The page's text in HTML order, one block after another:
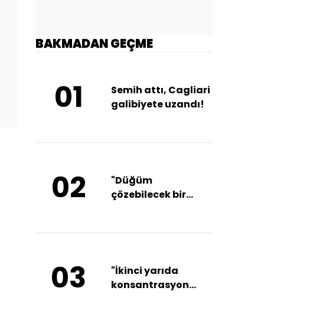
BAKMADAN GEÇME
01
Semih attı, Cagliari
galibiyete uzandı!
02
"Düğüm
çözebilecek bir
03
"İkinci yarıda
konsantrasyon